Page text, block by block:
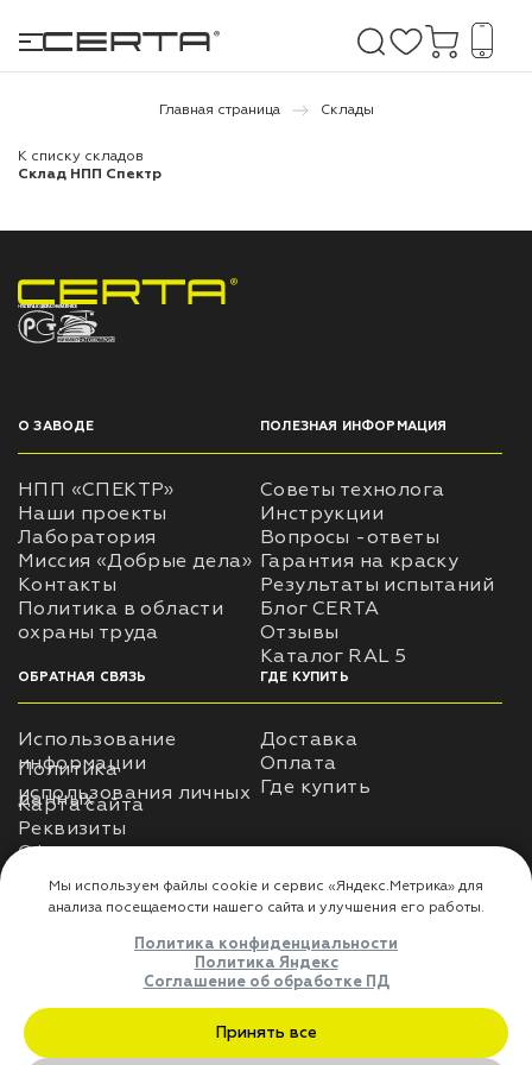
покрытия
и дачи
бетону,
по
и эмали
Главная страница Склады
К списку складов
Склад НПП Спектр
НПП «СПЕКТР» ЗАВОД ЛАКОКРАСОЧНЫХ МАТЕРИАЛОВ
О ЗАВОДЕ
НПП «СПЕКТР»
Наши проекты
Лаборатория
Миссия «Добрые дела»
Контакты
Политика в области
ПОЛЕЗНАЯ ИНФОРМАЦИЯ
Советы технолога
Инструкции
Вопросы -ответы
Гарантия на краску
Результаты испытаний
Блог CERTA
Отзывы
Каталог RAL 5
ОБРАТНАЯ СВЯЗЬ
Использование
Политика
данных
Карта сайта
Реквизиты
Оферта
ГДЕ КУПИТЬ
Доставка
Оплата
Где купить
Преимущества
сотрудничества
Мы используем файлы cookie и сервис «Яндекс.Метрика»
анализа посещаемости нашего сайта и улучшения его